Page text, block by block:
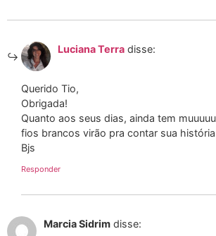
Luciana Terra disse:
Querido Tio,
Obrigada!
Quanto aos seus dias, ainda tem
fios brancos virão pra contar sua
Bjs
Responder
Marcia Sidrim disse: